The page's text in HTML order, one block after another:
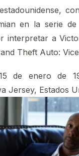
en la serie de
interpretar a
Theft Auto:
de enero de
Jersey, Estados